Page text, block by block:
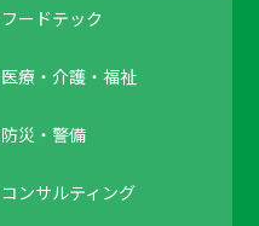
フードテック
医療・介護・福祉
防災・警備
コンサルティング